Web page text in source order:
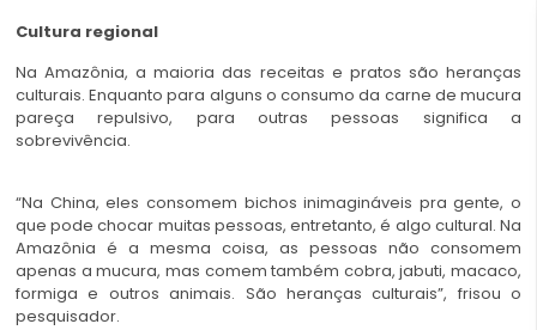
Cultura regional
Na Amazônia, a maioria das receitas e pratos são heranças
culturais. Enquanto para alguns o consumo da carne de mucura
pareça repulsivo, para outras pessoas significa a
sobrevivência.
“Na China, eles consomem bichos inimagináveis pra gente, o
que pode chocar muitas pessoas, entretanto, é algo cultural. Na
Amazônia é a mesma coisa, as pessoas não consomem
apenas a mucura, mas comem também cobra, jabuti, macaco,
formiga e outros animais. São heranças culturais”, frisou o
pesquisador.